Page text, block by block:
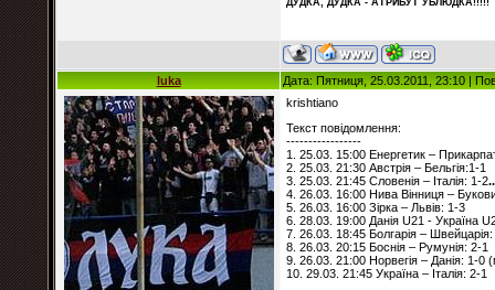
luka Дата: Пятниця, 25.03.2011, 23:10 |
krishtiano
Текст повідомлення:
-----------------
1. 25.03. 15:00 Енергетик –
2. 25.03. 21:30 Австрія – Бельгія:1-1
3. 25.03. 21:45 Словенія – Італія: 1-2
4. 26.03. 16:00 Нива Вінниця –
5. 26.03. 16:00 Зірка – Львів: 1-3
6. 28.03. 19:00 Данія U21 - Україна
7. 26.03. 18:45 Болгарія –
8. 26.03. 20:15 Боснія – Румунія: 2-1
9. 26.03. 21:00 Норвегія – Данія: 1-0
10. 29.03. 21:45 Україна – Італія: 2-1